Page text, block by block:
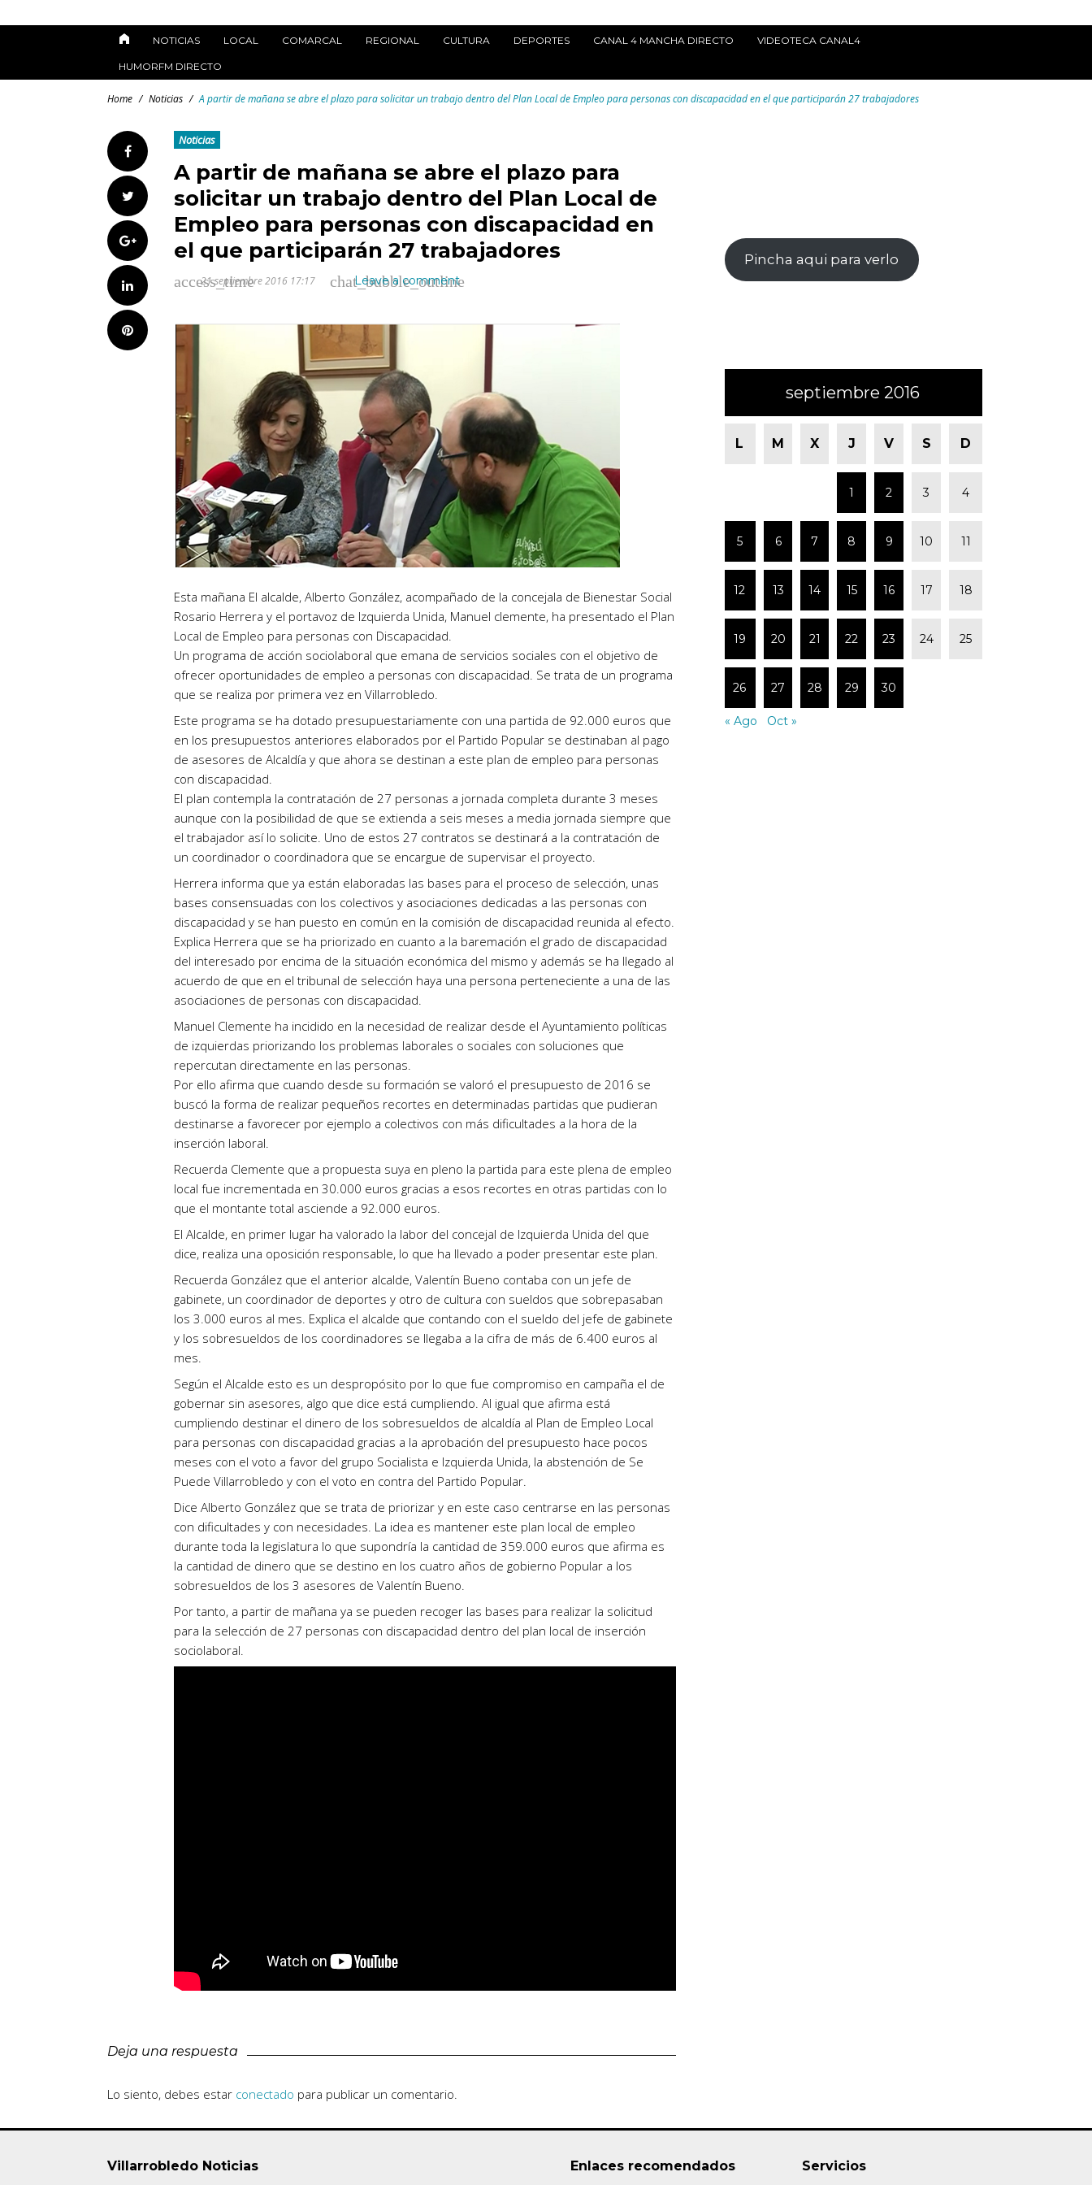
Skip
NOTICIAS LOCAL COMARCAL REGIONAL CULTURA DEPORTES CANAL 4 MANCHA DIRECTO VIDEOTECA CANAL4
HUMORFM DIRECTO
Home / Noticias / A partir de mañana se abre el plazo para solicitar un trabajo dentro del Plan Local de Empleo para personas con discapacidad en el que participarán 27 trabajadores
Facebook
Twitter
Google+
LinkedIn
Pinterest
Noticias
A partir de mañana se abre el plazo para
solicitar un trabajo dentro del Plan Local de
Empleo para personas con discapacidad en
el que participarán 27 trabajadores
access_time
21 septiembre 2016 17:17 chat_bubble_outline
Leave a comment
Esta mañana El alcalde, Alberto González, acompañado de la concejala de Bienestar Social
Rosario Herrera y el portavoz de Izquierda Unida, Manuel clemente, ha presentado el Plan
Local de Empleo para personas con Discapacidad.
Un programa de acción sociolaboral que emana de servicios sociales con el objetivo de
ofrecer oportunidades de empleo a personas con discapacidad. Se trata de un programa
que se realiza por primera vez en Villarrobledo.
Este programa se ha dotado presupuestariamente con una partida de 92.000 euros que
en los presupuestos anteriores elaborados por el Partido Popular se destinaban al pago
de asesores de Alcaldía y que ahora se destinan a este plan de empleo para personas
con discapacidad.
El plan contempla la contratación de 27 personas a jornada completa durante 3 meses
aunque con la posibilidad de que se extienda a seis meses a media jornada siempre que
el trabajador así lo solicite. Uno de estos 27 contratos se destinará a la contratación de
un coordinador o coordinadora que se encargue de supervisar el proyecto.
Herrera informa que ya están elaboradas las bases para el proceso de selección, unas
bases consensuadas con los colectivos y asociaciones dedicadas a las personas con
discapacidad y se han puesto en común en la comisión de discapacidad reunida al efecto.
Explica Herrera que se ha priorizado en cuanto a la baremación el grado de discapacidad
del interesado por encima de la situación económica del mismo y además se ha llegado al
acuerdo de que en el tribunal de selección haya una persona perteneciente a una de las
asociaciones de personas con discapacidad.
Manuel Clemente ha incidido en la necesidad de realizar desde el Ayuntamiento políticas
de izquierdas priorizando los problemas laborales o sociales con soluciones que
repercutan directamente en las personas.
Por ello afirma que cuando desde su formación se valoró el presupuesto de 2016 se
buscó la forma de realizar pequeños recortes en determinadas partidas que pudieran
destinarse a favorecer por ejemplo a colectivos con más dificultades a la hora de la
inserción laboral.
Recuerda Clemente que a propuesta suya en pleno la partida para este plena de empleo
local fue incrementada en 30.000 euros gracias a esos recortes en otras partidas con lo
que el montante total asciende a 92.000 euros.
El Alcalde, en primer lugar ha valorado la labor del concejal de Izquierda Unida del que
dice, realiza una oposición responsable, lo que ha llevado a poder presentar este plan.
Recuerda González que el anterior alcalde, Valentín Bueno contaba con un jefe de
gabinete, un coordinador de deportes y otro de cultura con sueldos que sobrepasaban
los 3.000 euros al mes. Explica el alcalde que contando con el sueldo del jefe de gabinete
y los sobresueldos de los coordinadores se llegaba a la cifra de más de 6.400 euros al
mes.
Según el Alcalde esto es un despropósito por lo que fue compromiso en campaña el de
gobernar sin asesores, algo que dice está cumpliendo. Al igual que afirma está
cumpliendo destinar el dinero de los sobresueldos de alcaldía al Plan de Empleo Local
para personas con discapacidad gracias a la aprobación del presupuesto hace pocos
meses con el voto a favor del grupo Socialista e Izquierda Unida, la abstención de Se
Puede Villarrobledo y con el voto en contra del Partido Popular.
Dice Alberto González que se trata de priorizar y en este caso centrarse en las personas
con dificultades y con necesidades. La idea es mantener este plan local de empleo
durante toda la legislatura lo que supondría la cantidad de 359.000 euros que afirma es
la cantidad de dinero que se destino en los cuatro años de gobierno Popular a los
sobresueldos de los 3 asesores de Valentín Bueno.
Por tanto, a partir de mañana ya se pueden recoger las bases para realizar la solicitud
para la selección de 27 personas con discapacidad dentro del plan local de inserción
sociolaboral.
Deja una respuesta
Lo siento, debes estar conectado para publicar un comentario.
Pincha aqui para verlo
septiembre 2016
L M X J V S D
1 2 3 4
5 6 7 8 9 10 11
12 13 14 15 16 17 18
19 20 21 22 23 24 25
26 27 28 29 30
« Ago Oct »
Villarrobledo Noticias Enlaces recomendados Servicios